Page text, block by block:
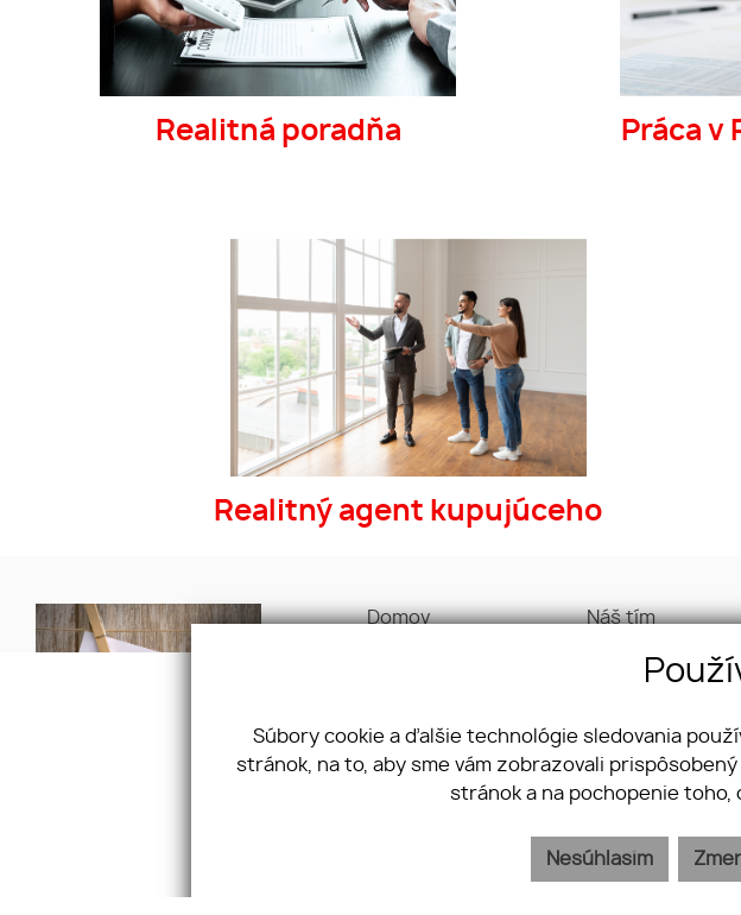
Realitná poradňa Práca v
Realitný agent kupujúceho
Domov
Ponúknite nám
Referencie
Náš tím
podmienky
Cookies
Kontakt
Súbory cookie a ďalšie technológie sledovania
stránok, na to, aby sme vám zobrazovali
stránok a na pochopenie toho,
Nesúhlasím